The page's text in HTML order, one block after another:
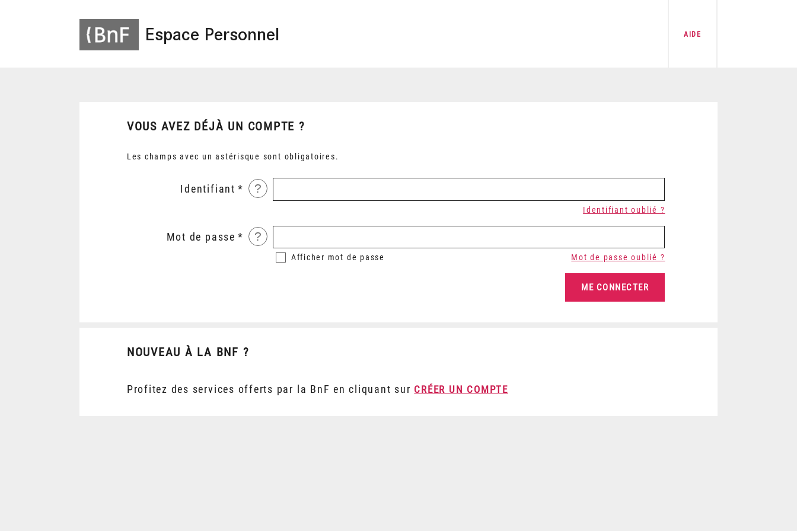
Espace Personnel AIDE
VOUS AVEZ DÉJÀ UN COMPTE ?
Les champs avec un astérisque sont obligatoires.
Identifiant ?
Identifiant oublié ?
Mot de passe ?
Afficher mot de passe Mot de passe oublié ?
NOUVEAU À LA BNF ?
Profitez des services offerts par la BnF en cliquant sur CRÉER UN COMPTE